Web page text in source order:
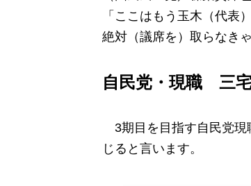
「ここはもう玉木（代表
絶対（議席を）取らなき
自民党・現職 三宅
3期目を目指す自民党現
じると言います。